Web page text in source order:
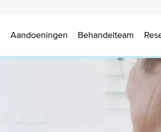
Aandoeningen Behandelteam